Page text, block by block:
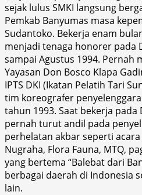
sejak lulus SMKI langsung
Pemkab Banyumas masa
Sudantoko. Bekerja enam
menjadi tenaga honorer pada
sampai Agustus 1994. Pernah
Yayasan Don Bosco Klapa
IPTS DKI (Ikatan Pelatih Tari
tim koreografer
tahun 1993. Saat bekerja pada
pernah turut andil pada
perhelatan akbar seperti
Nugraha, Flora Fauna, MTQ,
yang bertema “Balebat dari
berbagai daerah di Indonesia
lain.